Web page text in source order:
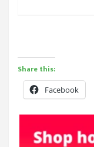
Share this:
Facebook